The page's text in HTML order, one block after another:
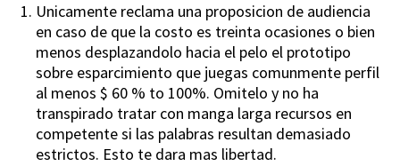
Unicamente reclama una proposicion de audiencia
en caso de que la costo es treinta ocasiones o bien
menos desplazandolo hacia el pelo el prototipo
sobre esparcimiento que juegas comunmente perfil
al menos $ 60 % to 100%. Omitelo y no ha
transpirado tratar con manga larga recursos en
competente si las palabras resultan demasiado
estrictos. Esto te dara mas libertad.